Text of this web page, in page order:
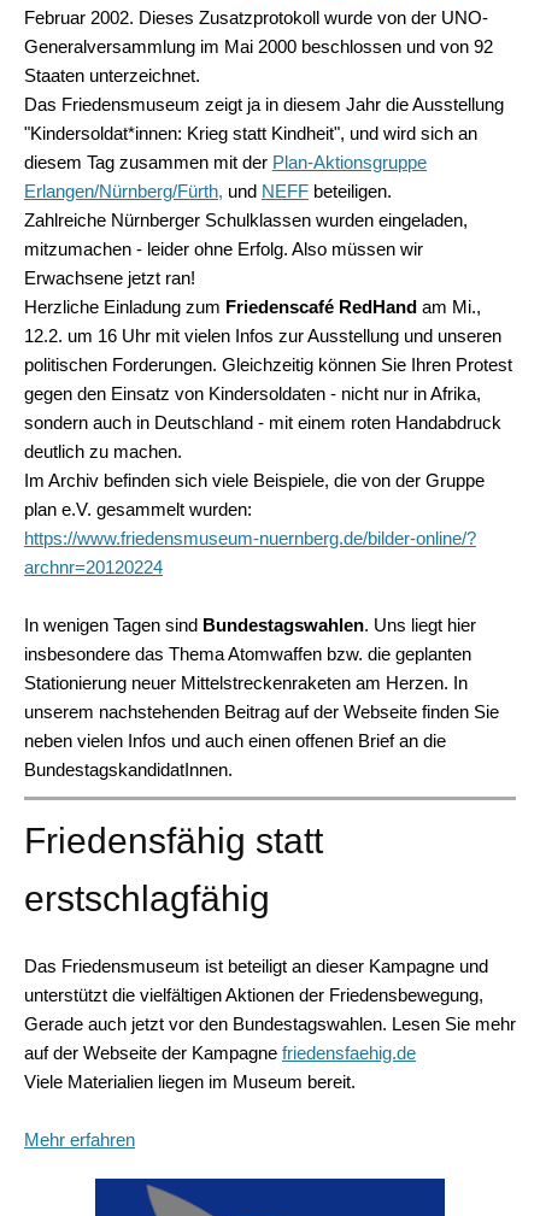
Februar 2002. Dieses Zusatzprotokoll wurde von der UNO-
Generalversammlung im Mai 2000 beschlossen und von 92
Staaten unterzeichnet.
Das Friedensmuseum zeigt ja in diesem Jahr die Ausstellung
"Kindersoldat*innen: Krieg statt Kindheit", und wird sich an
diesem Tag zusammen mit der Plan-Aktionsgruppe
Erlangen/Nürnberg/Fürth, und NEFF beteiligen.
Zahlreiche Nürnberger Schulklassen wurden eingeladen,
mitzumachen - leider ohne Erfolg. Also müssen wir
Erwachsene jetzt ran!
Herzliche Einladung zum Friedenscafé RedHand am Mi.,
12.2. um 16 Uhr mit vielen Infos zur Ausstellung und unseren
politischen Forderungen. Gleichzeitig können Sie Ihren Protest
gegen den Einsatz von Kindersoldaten - nicht nur in Afrika,
sondern auch in Deutschland - mit einem roten Handabdruck
deutlich zu machen.
Im Archiv befinden sich viele Beispiele, die von der Gruppe
plan e.V. gesammelt wurden:
https://www.friedensmuseum-nuernberg.de/bilder-online/?
archnr=20120224
In wenigen Tagen sind Bundestagswahlen. Uns liegt hier
insbesondere das Thema Atomwaffen bzw. die geplanten
Stationierung neuer Mittelstreckenraketen am Herzen. In
unserem nachstehenden Beitrag auf der Webseite finden Sie
neben vielen Infos und auch einen offenen Brief an die
BundestagskandidatInnen.
Friedensfähig statt
erstschlagfähig
Das Friedensmuseum ist beteiligt an dieser Kampagne und
unterstützt die vielfältigen Aktionen der Friedensbewegung,
Gerade auch jetzt vor den Bundestagswahlen. Lesen Sie mehr
auf der Webseite der Kampagne friedensfaehig.de
Viele Materialien liegen im Museum bereit.
Mehr erfahren